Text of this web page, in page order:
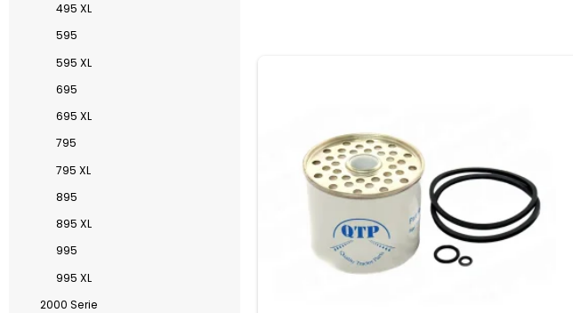
495 XL
595
595 XL
695
695 XL
795
795 XL
895
895 XL
995
995 XL
2000 Serie